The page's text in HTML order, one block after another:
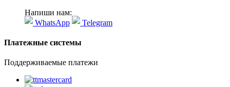
Напиши нам:
WhatsApp
Telegram
Платежные системы
Поддерживаемые платежи